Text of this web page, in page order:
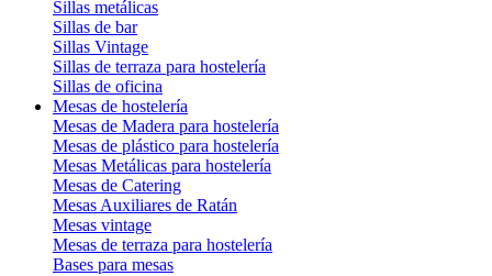
Sillas metálicas
Sillas de bar
Sillas Vintage
Sillas de terraza para hostelería
Sillas de oficina
Mesas de hostelería
Mesas de Madera para hostelería
Mesas de plástico para hostelería
Mesas Metálicas para hostelería
Mesas de Catering
Mesas Auxiliares de Ratán
Mesas vintage
Mesas de terraza para hostelería
Bases para mesas